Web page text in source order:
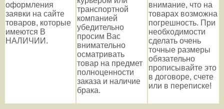
оформления
заявки на сайте
товаров, которые
имеются В
НАЛИЧИИ.
транспортной
компанией
убедительно
просим Вас
внимательно
осматривать
товар на предмет
полноценности
заказа и наличие
брака.
внимание, что на
товарах возможна
погрешность. При
необходимости
сделать очень
точные размеры
обязательно
прописывайте это
в договоре, счете
или в переписке!